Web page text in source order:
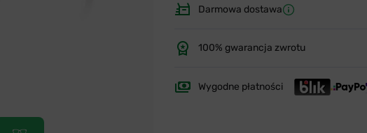
Darmowa dostawa
100% gwarancja zwrotu
Wygodne płatności